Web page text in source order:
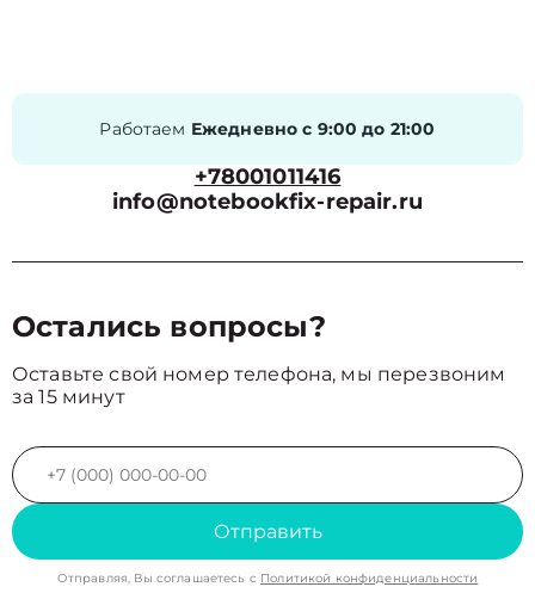
Работаем Ежедневно с 9:00 до 21:00
+78001011416
info@notebookfix-repair.ru
Остались вопросы?
Оставьте свой номер телефона, мы перезвоним
за 15 минут
Отправить
Отправляя, Вы соглашаетесь с Политикой конфиденциальности